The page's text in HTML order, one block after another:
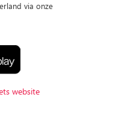
via onze
website